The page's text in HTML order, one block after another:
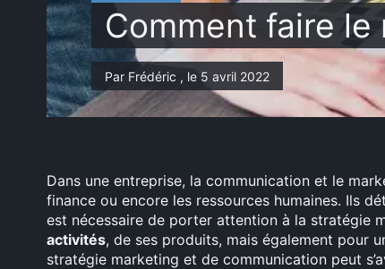
Comment faire
Par Frédéric , le 5 avril 2022
Dans une entreprise, la communication et le
finance ou encore les ressources humaines. Ils
est nécessaire de porter attention à la stratégie
activités, de ses produits, mais également pour
stratégie marketing et de communication peut